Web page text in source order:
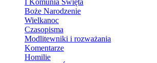
I Komunia Święta
Boże Narodzenie
Wielkanoc
Czasopisma
Modlitewniki i rozważania
Komentarze
Homilie